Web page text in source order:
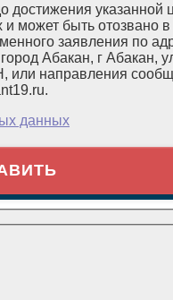
достижения указанной
может быть отозвано
заявления по
Абакан, г Абакан,
или направления
данных